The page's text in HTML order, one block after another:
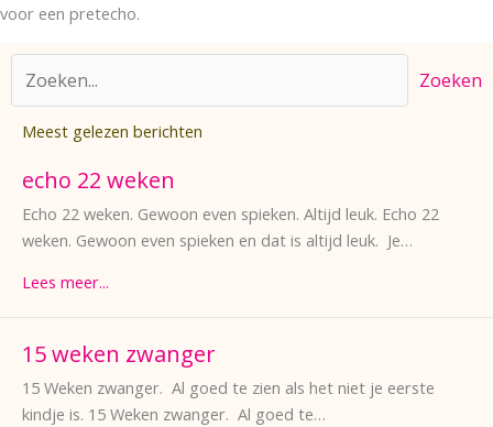
voor een pretecho.
Zoeken
Meest gelezen berichten
echo 22 weken
Echo 22 weken. Gewoon even spieken. Altijd leuk. Echo 22
weken. Gewoon even spieken en dat is altijd leuk. Je…
Lees meer...
15 weken zwanger
15 Weken zwanger. Al goed te zien als het niet je eerste
kindje is. 15 Weken zwanger. Al goed te…